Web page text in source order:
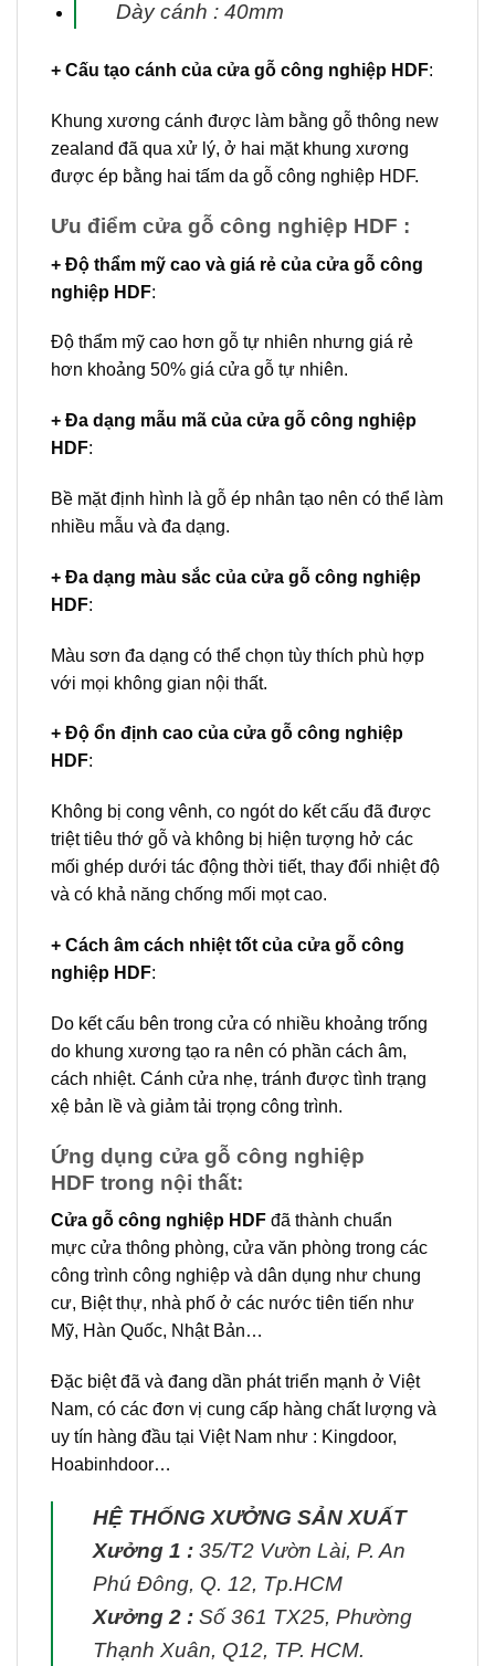
Dày cánh : 40mm
+ Cấu tạo cánh của cửa gỗ công nghiệp HDF:
Khung xương cánh được làm bằng gỗ thông new
zealand đã qua xử lý, ở hai mặt khung xương
được ép bằng hai tấm da gỗ công nghiệp HDF.
Ưu điểm cửa gỗ công nghiệp HDF :
+ Độ thẩm mỹ cao và giá rẻ của cửa gỗ công
nghiệp HDF:
Độ thẩm mỹ cao hơn gỗ tự nhiên nhưng giá rẻ
hơn khoảng 50% giá cửa gỗ tự nhiên.
+ Đa dạng mẫu mã của cửa gỗ công nghiệp
HDF:
Bề mặt định hình là gỗ ép nhân tạo nên có thể làm
nhiều mẫu và đa dạng.
+ Đa dạng màu sắc của cửa gỗ công nghiệp
HDF:
Màu sơn đa dạng có thể chọn tùy thích phù hợp
với mọi không gian nội thất.
+ Độ ổn định cao của cửa gỗ công nghiệp
HDF:
Không bị cong vênh, co ngót do kết cấu đã được
triệt tiêu thớ gỗ và không bị hiện tượng hở các
mối ghép dưới tác động thời tiết, thay đổi nhiệt độ
và có khả năng chống mối mọt cao.
+ Cách âm cách nhiệt tốt của cửa gỗ công
nghiệp HDF:
Do kết cấu bên trong cửa có nhiều khoảng trống
do khung xương tạo ra nên có phần cách âm,
cách nhiệt. Cánh cửa nhẹ, tránh được tình trạng
xệ bản lề và giảm tải trọng công trình.
Ứng dụng cửa gỗ công nghiệp
HDF trong nội thất:
Cửa gỗ công nghiệp HDF đã thành chuẩn
mực cửa thông phòng, cửa văn phòng trong các
công trình công nghiệp và dân dụng như chung
cư, Biệt thự, nhà phố ở các nước tiên tiến như
Mỹ, Hàn Quốc, Nhật Bản…
Đặc biệt đã và đang dần phát triển mạnh ở Việt
Nam, có các đơn vị cung cấp hàng chất lượng và
uy tín hàng đầu tại Việt Nam như : Kingdoor,
Hoabinhdoor…
HỆ THỐNG XƯỞNG SẢN XUẤT
Xưởng 1 : 35/T2 Vườn Lài, P. An
Phú Đông, Q. 12, Tp.HCM
Xưởng 2 : Số 361 TX25, Phường
Thạnh Xuân, Q12, TP. HCM.